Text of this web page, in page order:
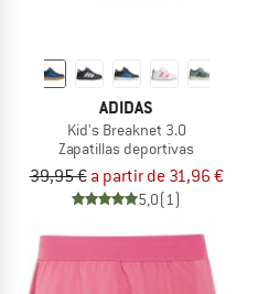
ADIDAS
Kid's Breaknet 3.0
Zapatillas deportivas
39,95 € a partir de 31,96 €
5,0(1)